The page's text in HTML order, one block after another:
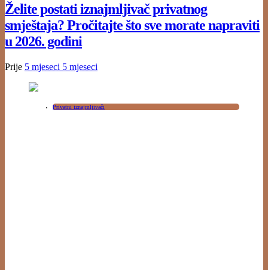
Želite postati iznajmljivač privatnog
smještaja? Pročitajte što sve morate napraviti
u 2026. godini
Prije 5 mjeseci 5 mjeseci
Privatni iznajmljivači